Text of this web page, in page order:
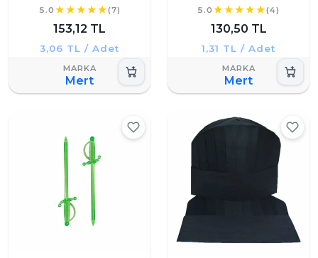
5.0 (7)
153,12 TL
3,06 TL / Adet
Mert
5.0 (4)
130,50 TL
1,31 TL / Adet
Mert